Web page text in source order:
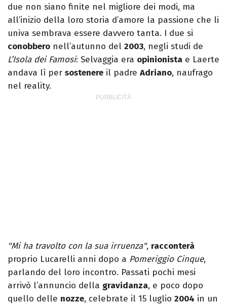
due non siano finite nel migliore dei modi, ma
all’inizio della loro storia d’amore la passione che li
univa sembrava essere davvero tanta. I due si
conobbero nell’autunno del 2003, negli studi de
L’Isola dei Famosi: Selvaggia era opinionista e Laerte
andava lì per sostenere il padre Adriano, naufrago
nel reality.
"Mi ha travolto con la sua irruenza", racconterà
proprio Lucarelli anni dopo a Pomeriggio Cinque,
parlando del loro incontro. Passati pochi mesi
arrivò l’annuncio della gravidanza, e poco dopo
quello delle nozze, celebrate il 15 luglio 2004 in un